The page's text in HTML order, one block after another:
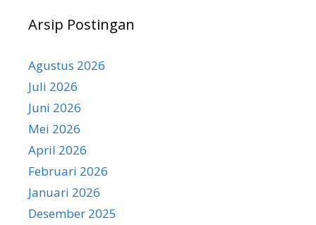
Arsip Postingan
Agustus 2026
Juli 2026
Juni 2026
Mei 2026
April 2026
Februari 2026
Januari 2026
Desember 2025